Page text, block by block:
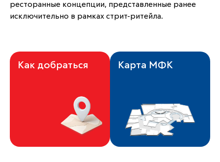
ресторанные концепции, представленные ранее
исключительно в рамках стрит-ритейла.
Как добраться Карта МФК